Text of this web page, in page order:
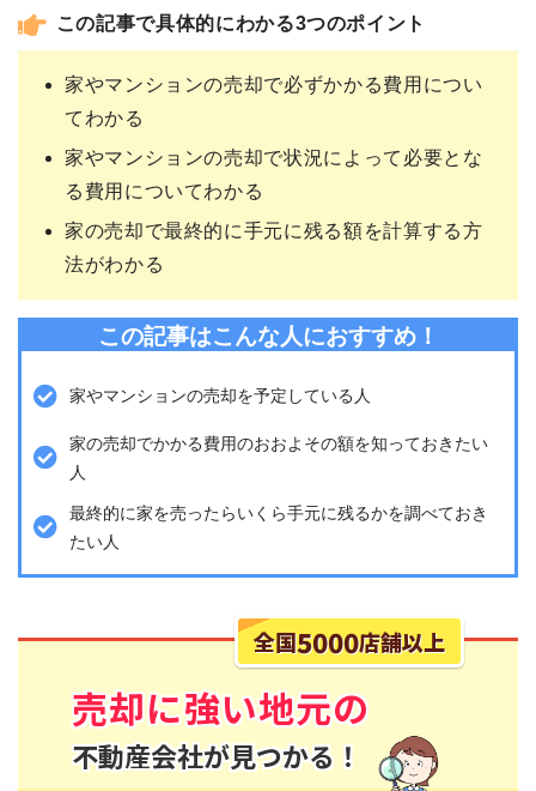
この記事で具体的にわかる3つのポイント
家やマンションの売却で必ずかかる費用につい
てわかる
家やマンションの売却で状況によって必要とな
る費用についてわかる
家の売却で最終的に手元に残る額を計算する方
法がわかる
この記事はこんな人におすすめ！
家やマンションの売却を予定している人
家の売却でかかる費用のおおよその額を知っておきたい
人
最終的に家を売ったらいくら手元に残るかを調べておき
たい人